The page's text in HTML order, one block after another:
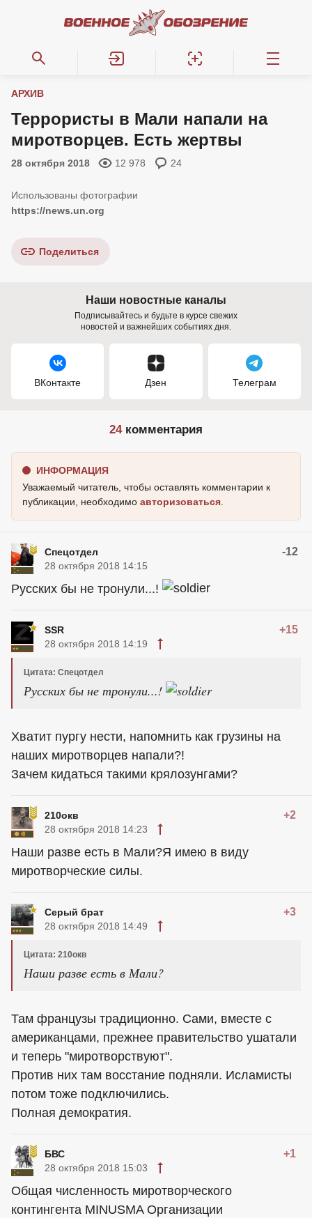
АРХИВ
Террористы в Мали напали на
миротворцев. Есть жертвы
28 октября 2018 12 978 24
https://news.un.org
Поделиться
Наши новостные каналы
Подписывайтесь и будьте в курсе свежих
новостей и важнейших событиях дня.
ВКонтакте Дзен Телеграм
24комментария
ИНФОРМАЦИЯ
Уважаемый читатель, чтобы оставлять комментарии к
публикации, необходимо авторизоваться
Спецотдел -12
28 октября 2018 14:15
Русских бы не тронули...!
SSR +15
28 октября 2018 14:19
Цитата: Спецотдел
Русских бы не тронули...!
Хватит пургу нести, напомнить как грузины на
наших миротворцев напали?!
Зачем кидаться такими крялозунгами?
210окв +2
28 октября 2018 14:23
Наши разве есть в Мали?Я имею в виду
миротворческие силы.
Серый брат +3
28 октября 2018 14:49
Цитата: 210окв
Наши разве есть в Мали?
Там французы традиционно. Сами, вместе с
американцами, прежнее правительство ушатали
и теперь "миротворствуют".
Против них там восстание подняли. Исламисты
потом тоже подключились.
Полная демократия.
БВС +1
28 октября 2018 15:03
Общая численность миротворческого
контингента MINUSMA Организации